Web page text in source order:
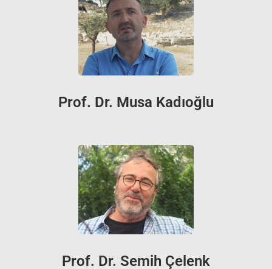
Prof. Dr. Musa Kadıoğlu
Prof. Dr. Semih Çelenk